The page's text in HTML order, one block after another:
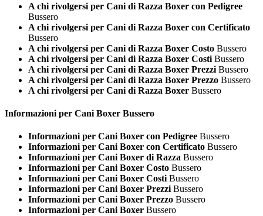
A chi rivolgersi per Cani di Razza Boxer con Pedigree
Bussero
A chi rivolgersi per Cani di Razza Boxer con Certificato
Bussero
A chi rivolgersi per Cani di Razza Boxer Costo Bussero
A chi rivolgersi per Cani di Razza Boxer Costi Bussero
A chi rivolgersi per Cani di Razza Boxer Prezzi Bussero
A chi rivolgersi per Cani di Razza Boxer Prezzo Bussero
A chi rivolgersi per Cani di Razza Boxer Bussero
Informazioni per Cani Boxer Bussero
Informazioni per Cani Boxer con Pedigree Bussero
Informazioni per Cani Boxer con Certificato Bussero
Informazioni per Cani Boxer di Razza Bussero
Informazioni per Cani Boxer Costo Bussero
Informazioni per Cani Boxer CostiBussero
Informazioni per Cani Boxer PrezziBussero
Informazioni per Cani Boxer Prezzo Bussero
Informazioni per Cani Boxer Bussero